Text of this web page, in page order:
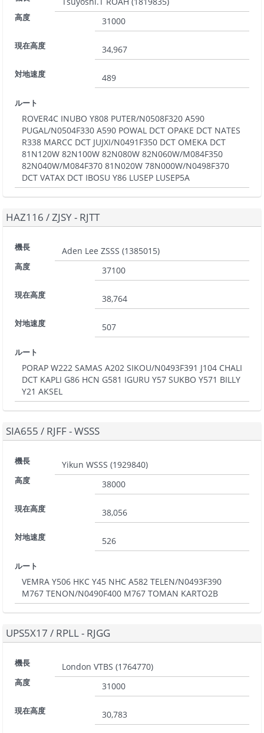
高度 31000
現在高度 34,967
対地速度 489
ルート
ROVER4C INUBO Y808 PUTER/N0508F320 A590
PUGAL/N0504F330 A590 POWAL DCT OPAKE DCT NATES
R338 MARCC DCT JUJXI/N0491F350 DCT OMEKA DCT
81N120W 82N100W 82N080W 82N060W/M084F350
82N040W/M084F370 81N020W 78N000W/N0498F370
DCT VATAX DCT IBOSU Y86 LUSEP LUSEP5A
HAZ116 /ZJSY - RJTT
機長 Aden Lee ZSSS (1385015)
高度 37100
現在高度 38,764
対地速度 507
ルート
PORAP W222 SAMAS A202 SIKOU/N0493F391 J104 CHALI
DCT KAPLI G86 HCN G581 IGURU Y57 SUKBO Y571 BILLY
Y21 AKSEL
SIA655 / RJFF - WSSS
機長 Yikun WSSS (1929840)
高度 38000
現在高度 38,056
対地速度 526
ルート
VEMRA Y506 HKC Y45 NHC A582 TELEN/N0493F390
M767 TENON/N0490F400 M767 TOMAN KARTO2B
UPS5X17 / RPLL - RJGG
機長 London VTBS (1764770)
高度 31000
現在高度 30,783